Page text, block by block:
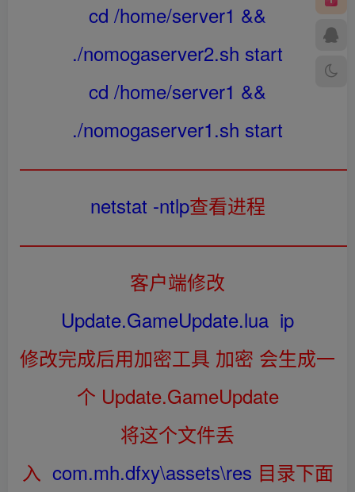
cd /home/server1 &&
./nomogaserver2.sh start
cd /home/server1 &&
./nomogaserver1.sh start
netstat -ntlp查看进程
客户端修改
Update.GameUpdate.lua ip
修改完成后用加密工具 加密 会生成一
个 Update.GameUpdate
将这个文件丢
入 com.mh.dfxy\assets\res 目录下面